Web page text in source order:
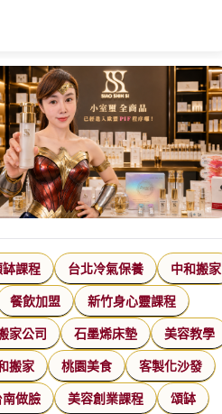
課程 台北冷氣保養 中和搬家
餐飲加盟 新竹身心靈課程
家公司 石墨烯床墊 美容教學
搬家 桃園美食 客製化沙發
南做臉 美容創業課程 頌缽